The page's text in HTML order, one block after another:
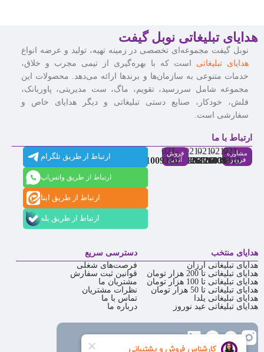
هدایای تبلیغاتی نوبل گیفت
نوبل گیفت مجموعه‌ای تخصصی در زمینه تهیه، تولید و عرضه انواع
هدایای تبلیغاتی است که با بهره‌گیری از تیمی مجرب و خلاق،
خدمات متنوعی به سازمان‌ها و برندها ارائه می‌دهد. محصولات این
مجموعه شامل سررسید، تقویم، ماگ، ست مدیریتی، پاوربانک،
فلش، خودکار، صنایع دستی تبلیغاتی و دیگر هدایای خاص و
سفارشی است.
ارتباط با ما
مشاوره
فروش
021-
91009310
021-
86126036
021-
86126506
021-
88537803
فروش
آنلاین
021-
91009320
ارتباط از طریق تلگرام
ارتباط از طریق واتس‌اپ
ارتباط از طریق ایتا
ارتباط از طریق بله
هدایای منتخب
هدایای تبلیغاتی ارزان
هدایای تبلیغاتی تا 200 هزار تومان
هدایای تبلیغاتی تا 100 هزار تومان
هدایای تبلیغاتی تا 50 هزار تومان
هدایای تبلیغاتی یلدا
هدایای تبلیغاتی عید نوروز
دسترسی سریع
فرصت‌های شغلی
قوانین ثبت سفارش
مشتریان ما
نظرات مشتریان
تماس با ما
درباره ما